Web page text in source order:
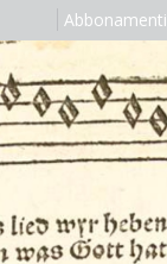
Abbonamenti